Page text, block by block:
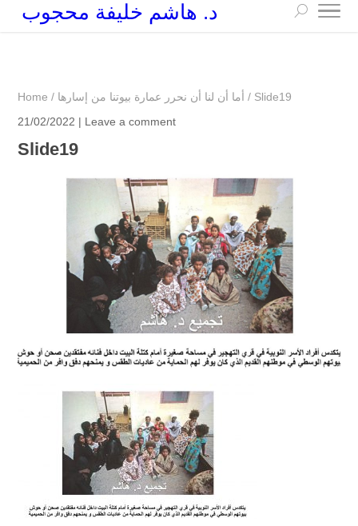
د. هاشم خليفة محجوب
Home / أما أن لنا أن نحرر عمارة بيوتنا من إسارها / Slide19
21/02/2022 | Leave a comment
Slide19